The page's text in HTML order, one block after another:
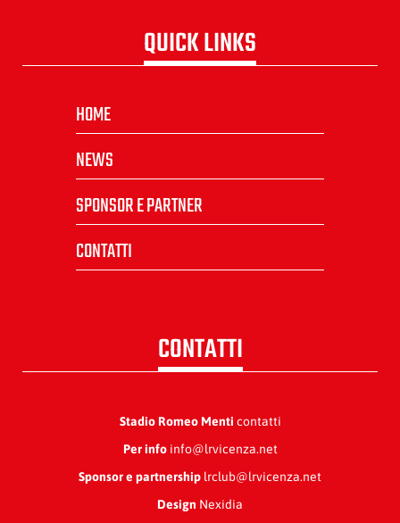
QUICK LINKS
HOME
NEWS
SPONSOR E PARTNER
CONTATTI
CONTATTI
Stadio Romeo Menti contatti
Per infoinfo@lrvicenza.net
Sponsor e partnership lrclub@lrvicenza.net
Design Nexidia